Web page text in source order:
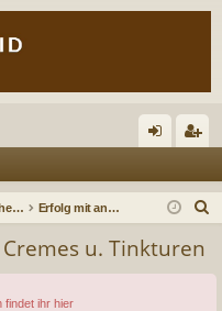
m ist
Vorher- Nacherbilder u. Kurzberichte zu erfolgreichen Behandlungen- offen für Gäste Erfolg mit anderen Salben, Cremes u. Tinkturen
u. Tinkturen
findet ihr hier